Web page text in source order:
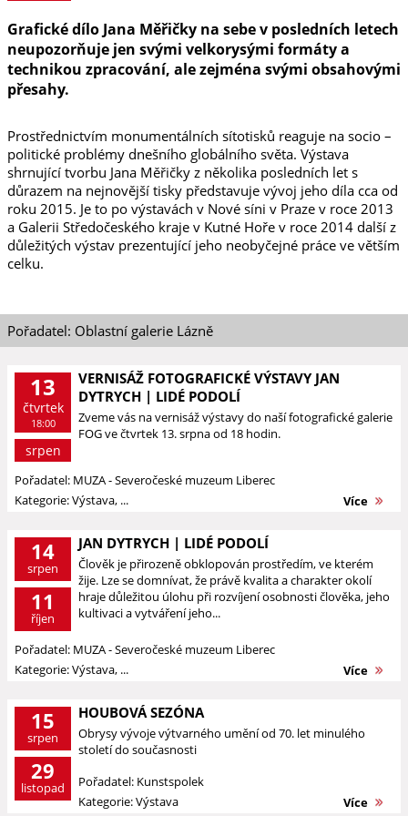
Grafické dílo Jana Měřičky na sebe v posledních letech
neupozorňuje jen svými velkorysými formáty a
technikou zpracování, ale zejména svými obsahovými
přesahy.
Prostřednictvím monumentálních sítotisků reaguje na socio –
politické problémy dnešního globálního světa. Výstava
shrnující tvorbu Jana Měřičky z několika posledních let s
důrazem na nejnovější tisky představuje vývoj jeho díla cca od
roku 2015. Je to po výstavách v Nové síni v Praze v roce 2013
a Galerii Středočeského kraje v Kutné Hoře v roce 2014 další z
důležitých výstav prezentující jeho neobyčejné práce ve větším
celku.
Pořadatel: Oblastní galerie Lázně
13
čtvrtek
18:00
srpen
VERNISÁŽ FOTOGRAFICKÉ VÝSTAVY JAN
DYTRYCH | LIDÉ PODOLÍ
Zveme vás na vernisáž výstavy do naší fotografické galerie
FOG ve čtvrtek 13. srpna od 18 hodin.
Pořadatel: MUZA - Severočeské muzeum Liberec
Kategorie: Výstava, ...
Více
14
srpen
11
říjen
JAN DYTRYCH | LIDÉ PODOLÍ
Člověk je přirozeně obklopován prostředím, ve kterém
žije. Lze se domnívat, že právě kvalita a charakter okolí
hraje důležitou úlohu při rozvíjení osobnosti člověka, jeho
kultivaci a vytváření jeho...
Pořadatel: MUZA - Severočeské muzeum Liberec
Kategorie: Výstava, ...
Více
15
srpen
29
listopad
HOUBOVÁ SEZÓNA
Obrysy vývoje výtvarného umění od 70. let minulého
století do současnosti
Pořadatel: Kunstspolek
Kategorie: Výstava
Více